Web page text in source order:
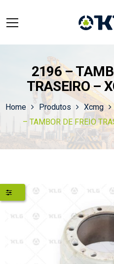
2196 –
TRASEIRO –
Home Produtos Xcmg
– TAMBOR DE FREIO